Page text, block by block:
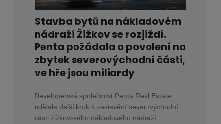
Stavba bytů na nákladovém
nádraží Žižkov se rozjíždí.
Penta požádala o povolení na
zbytek severovýchodní části,
ve hře jsou miliardy
Developerská společnost Penta Real Estate
udělala další krok k zastavění severovýchodní
části žižkovského nákladového nádraží.